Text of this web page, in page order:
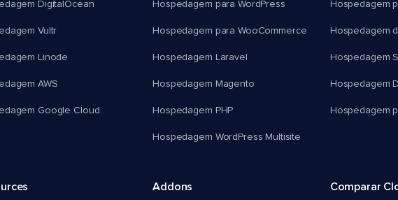
DigitalOcean
Vultr
Linode
AWS
Google Cloud
Hospedagem para WordPress
Hospedagem para WooCommerce
Hospedagem Laravel
Hospedagem Magento
Hospedagem PHP
Hospedagem WordPress Multisite
Hospedagem
Hospedagem
Hospedagem
Hospedagem
Hospedagem
Addons Comparar